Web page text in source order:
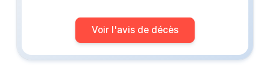
Voir l'avis de décès